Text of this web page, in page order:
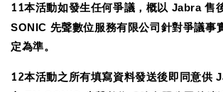
11本活動如發生任何爭議，概以 Jabra售
SONIC 先聲數位服務有限公司針對爭議事
定為準。
12本活動之所有填寫資料發送後即同意供